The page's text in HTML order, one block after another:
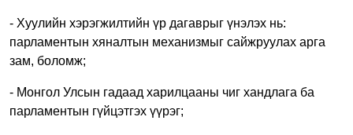
- Хуулийн хэрэгжилтийн үр дагаврыг үнэлэх нь:
парламентын хяналтын механизмыг сайжруулах арга
зам, боломж;
- Монгол Улсын гадаад харилцааны чиг хандлага ба
парламентын гүйцэтгэх үүрэг;